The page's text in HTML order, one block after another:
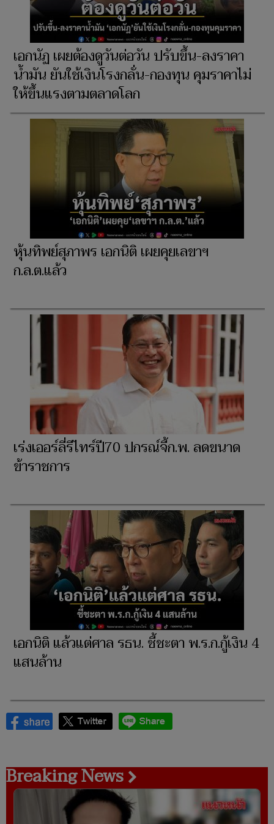
เอกนัฏ เผยต้องดูวันต่อวัน ปรับขึ้น-ลงราคา
น้ำมัน ยันใช้เงินโรงกลั่น-กองทุน คุมราคาไม่
ให้ขึ้นแรงตามตลาดโลก
หุ้นทิพย์สุภาพร เอกนิติ เผยคุยเลขาฯ
ก.ล.ต.แล้ว
เร่งเออร์ลี่รีไทร์ปี70 ปกรณ์จี้ก.พ. ลดขนาด
ข้าราชการ
เอกนิติ แล้วแต่ศาล รธน. ชี้ชะตา พ.ร.ก.กู้เงิน 4
แสนล้าน
Breaking News